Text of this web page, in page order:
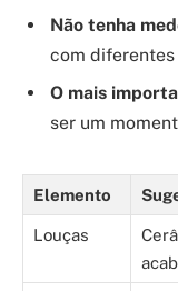
Não tenha
com diferentes
O mais
ser um
Elemento
Louças